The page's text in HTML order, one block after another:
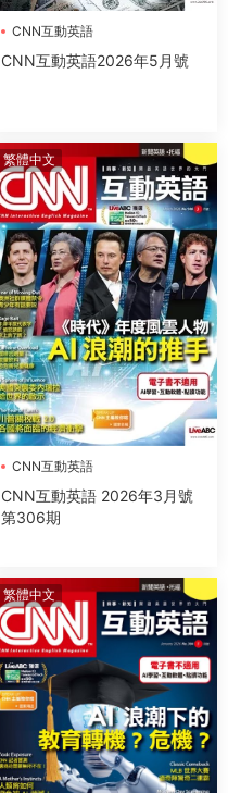
CNN互動英語
CNN互動英語2026年5月號
繁體中文
CNN互動英語
CNN互動英語 2026年3月號
第306期
繁體中文